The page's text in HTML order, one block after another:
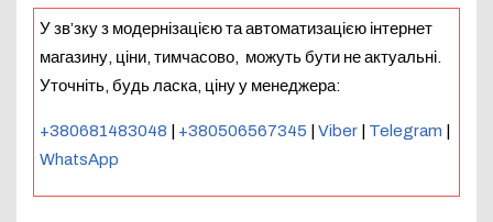
У зв’зку з модернізацією та автоматизацією інтернет
магазину, ціни, тимчасово, можуть бути не актуальні.
Уточніть, будь ласка, ціну у менеджера:
+380681483048 +380506567345 Viber Telegram
WhatsApp